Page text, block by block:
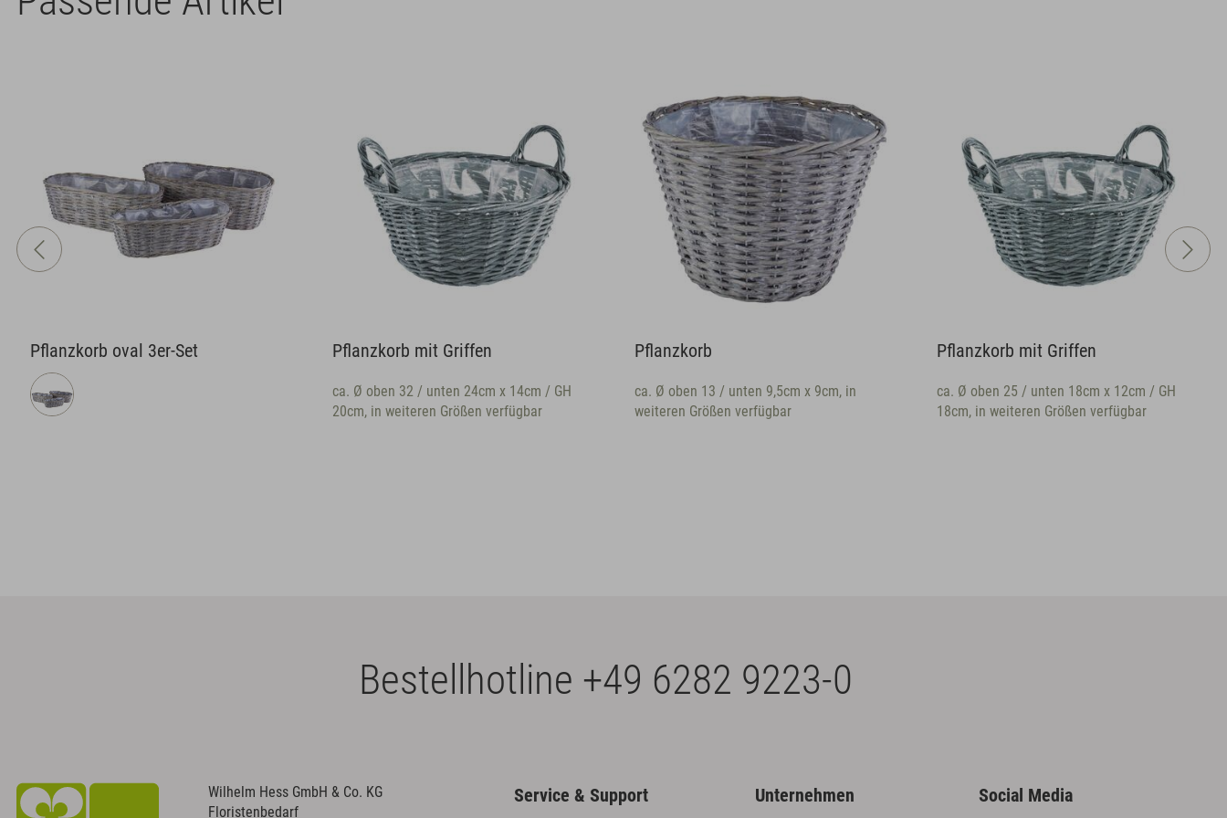
Pflanzkorb oval 3er-Set Pflanzkorb mit Griffen
ca. Ø oben 32 / unten 24cm x 14cm / GH
20cm, in weiteren Größen verfügbar
Pflanzkorb
ca. Ø oben 13 / unten 9,5cm x 9cm, in
weiteren Größen verfügbar
Pflanzkorb mit Griffen
ca. Ø oben 25 / unten 18cm x 12cm / GH
18cm, in weiteren Größen verfügbar
Bestellhotline +49 6282 9223-0
Wilhelm Hess GmbH & Co. KG
Floristenbedarf
Service & Support Unternehmen Social Media